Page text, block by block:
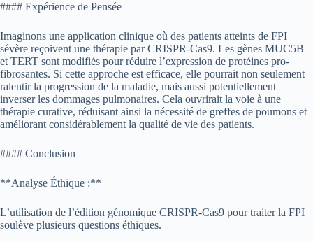
#### Expérience de Pensée
Imaginons une application clinique où des patients atteints de FPI
sévère reçoivent une thérapie par CRISPR-Cas9. Les gènes MUC5B
et TERT sont modifiés pour réduire l’expression de protéines pro-
fibrosantes. Si cette approche est efficace, elle pourrait non seulement
ralentir la progression de la maladie, mais aussi potentiellement
inverser les dommages pulmonaires. Cela ouvrirait la voie à une
thérapie curative, réduisant ainsi la nécessité de greffes de poumons et
améliorant considérablement la qualité de vie des patients.
#### Conclusion
**Analyse Éthique :**
L’utilisation de l’édition génomique CRISPR-Cas9 pour traiter la FPI
soulève plusieurs questions éthiques.